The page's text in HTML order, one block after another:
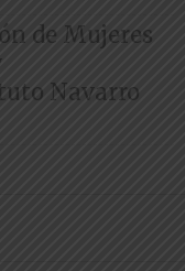
de Mujeres
Navarro